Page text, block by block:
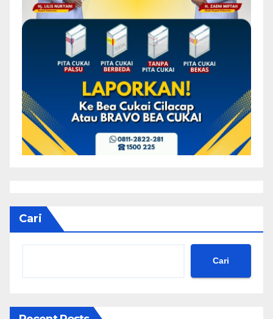
Cari
Cari